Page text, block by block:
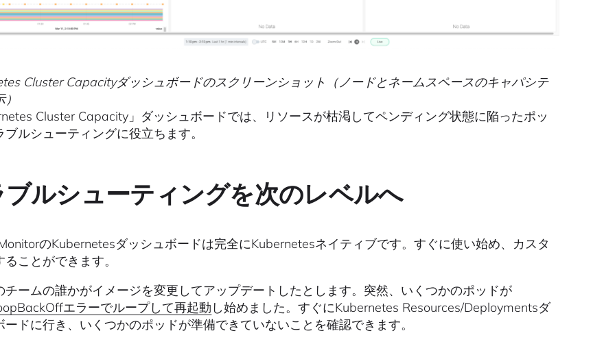
Cluster Capacityダッシュボードのスクリーンショット（ノードとネームスペースのキャパシテ
Cluster Capacity」ダッシュボードでは、リソースが枯渇してペンディング状態に陥ったポッ
ブルシューティングに役立ちます。
ルシューティングを次のレベルへ
のKubernetesダッシュボードは完全にKubernetesネイティブです。すぐに使い始め、カスタ
ことができます。
チームの誰かがイメージを変更してアップデートしたとします。突然、いくつかのポッドが
エラーでループして再起動 し始めました。すぐにKubernetes Resources/Deploymentsダ
ードに行き、いくつかのポッドが準備できていないことを確認できます。